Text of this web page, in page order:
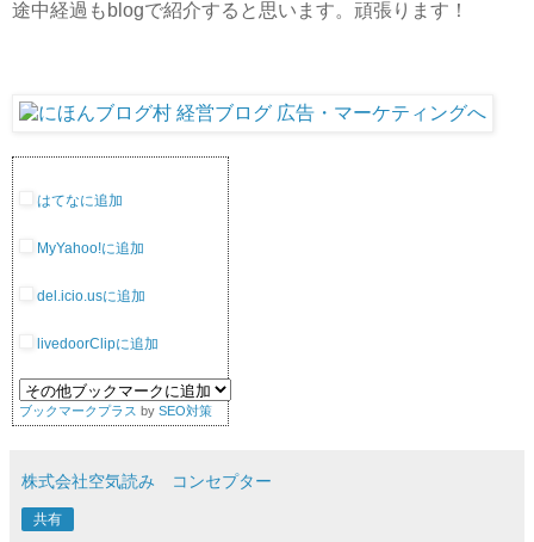
途中経過もblogで紹介すると思います。頑張ります！
はてなに追加
MyYahoo!に追加
del.icio.usに追加
livedoorClipに追加
ブックマークプラス by SEO対策
株式会社空気読み コンセプター
共有